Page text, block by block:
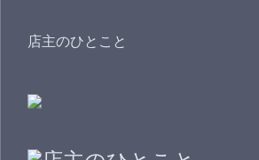
店主のひとこと